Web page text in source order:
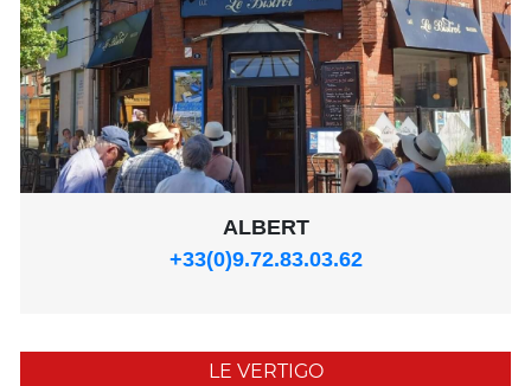
ALBERT
+33(0)9.72.83.03.62
LE VERTIGO